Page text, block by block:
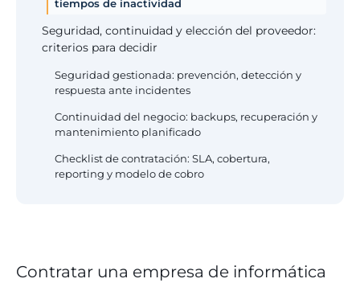
tiempos de inactividad
Seguridad, continuidad y elección del proveedor:
criterios para decidir
Seguridad gestionada: prevención, detección y
respuesta ante incidentes
Continuidad del negocio: backups, recuperación y
mantenimiento planificado
Checklist de contratación: SLA, cobertura,
reporting y modelo de cobro
Contratar una empresa de informática